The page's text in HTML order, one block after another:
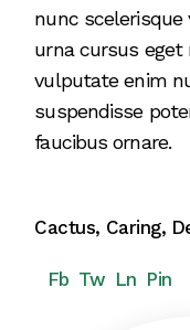
nunc scelerisque
urna cursus eget
vulputate enim
suspendisse
faucibus ornare.
Cactus, Caring,
Fb Tw Ln Pin